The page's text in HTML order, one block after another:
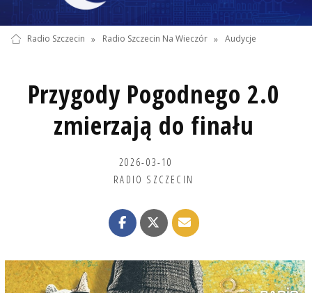
Radio Szczecin » Radio Szczecin Na Wieczór » Audycje
Przygody Pogodnego 2.0
zmierzają do finału
2026-03-10
RADIO SZCZECIN